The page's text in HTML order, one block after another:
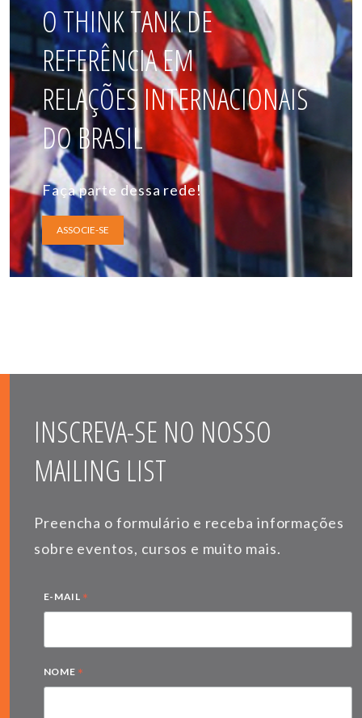
O THINK TANK DE
REFERÊNCIA EM
RELAÇÕES INTERNACIONAIS
DO BRASIL
Faça parte dessa rede!
ASSOCIE-SE
INSCREVA-SE NO NOSSO
MAILING LIST
Preencha o formulário e receba informações
sobre eventos, cursos e muito mais.
E-MAIL *
NOME *